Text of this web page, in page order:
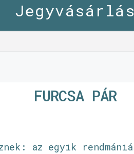
Jegyvásárlás
FURCSA PÁR
az egyik